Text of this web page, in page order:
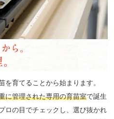
を育てることから始まります。
に管理された専用の育苗室で誕生
ロの目でチェックし、選び抜かれ